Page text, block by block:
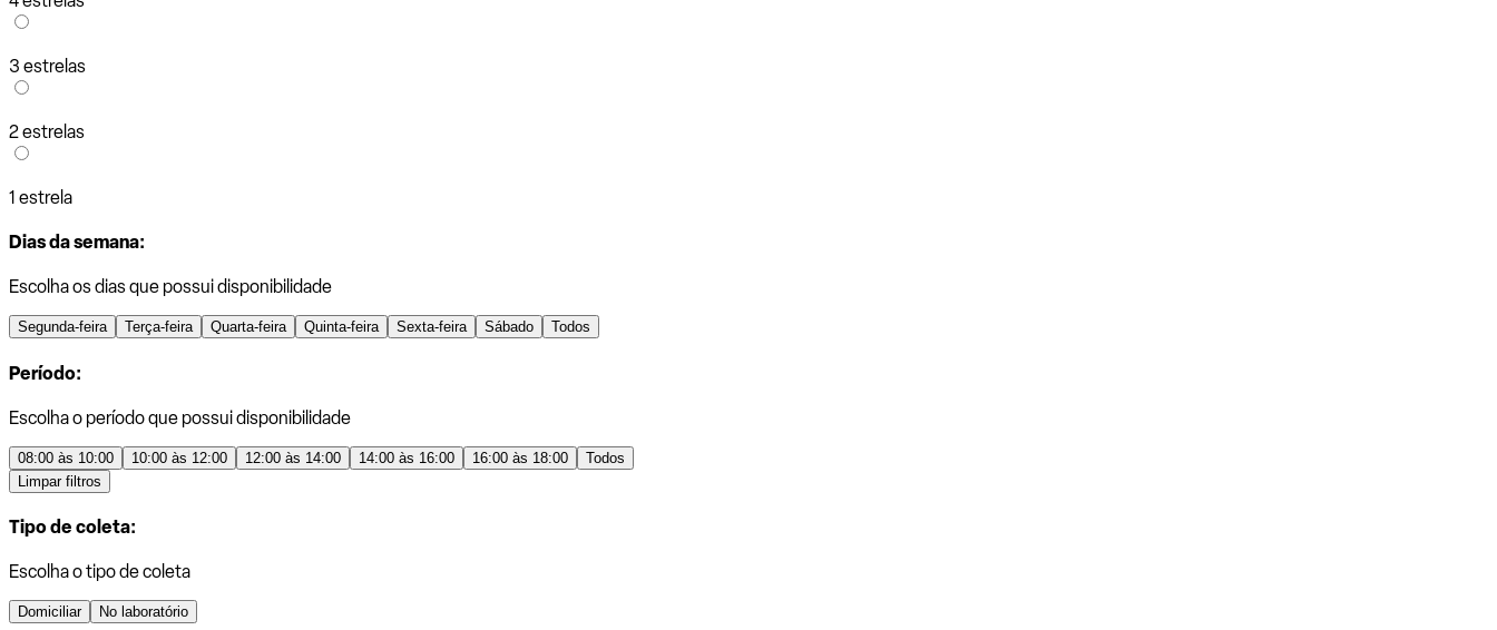
3 estrelas
2 estrelas
1 estrela
Dias da semana:
Escolha os dias que possui disponibilidade
Segunda-feira Terça-feira Quarta-feira Quinta-feira Sexta-feira Sábado Todos
Período:
Escolha o período que possui disponibilidade
08:00 às 10:00 10:00 às 12:00 12:00 às 14:00 14:00 às 16:00 16:00 às 18:00
Todos
Limpar filtros
Tipo de coleta:
Escolha o tipo de coleta
Domiciliar No laboratório